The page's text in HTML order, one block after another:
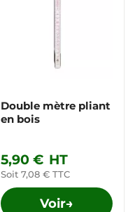
Double mètre pliant
en bois
5,90 € HT
Soit 7,08 € TTC
Voir→